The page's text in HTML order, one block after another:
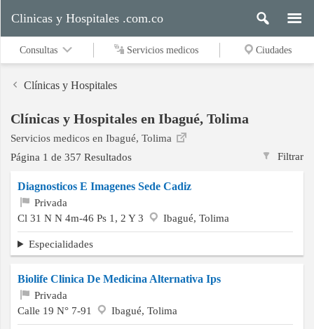
medicos
Ciudades
Buscar
Contacto
Clinicas y Hospitales .com.co
Consultas Servicios medicos Ciudades
Clínicas y Hospitales
Clínicas y Hospitales en Ibagué, Tolima
Servicios medicos en Ibagué, Tolima
Filtrar
Página 1 de 357 Resultados
Diagnosticos E Imagenes Sede Cadiz
Privada
Cl 31 N N 4m-46 Ps 1, 2 Y 3
Ibagué, Tolima
Especialidades
Biolife Clinica De Medicina Alternativa Ips
Privada
Calle 19 N° 7-91
Ibagué, Tolima